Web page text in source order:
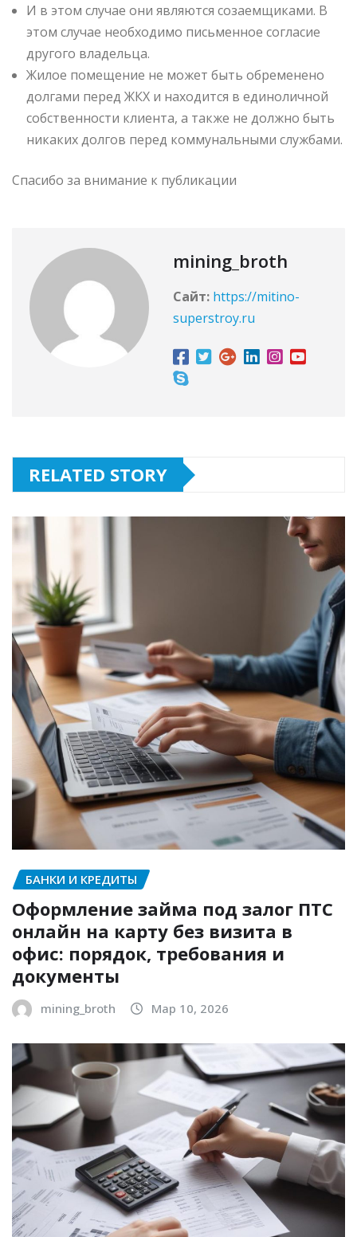
И в этом случае они являются созаемщиками. В
этом случае необходимо письменное согласие
другого владельца.
Жилое помещение не может быть обременено
долгами перед ЖКХ и находится в единоличной
собственности клиента, а также не должно быть
никаких долгов перед коммунальными службами.
Спасибо за внимание к публикации
mining_broth
Сайт: https://mitino-
superstroy.ru
RELATED STORY
БАНКИ И КРЕДИТЫ
Оформление займа под залог ПТС
онлайн на карту без визита в
офис: порядок, требования и
документы
mining_broth Мар 10, 2026